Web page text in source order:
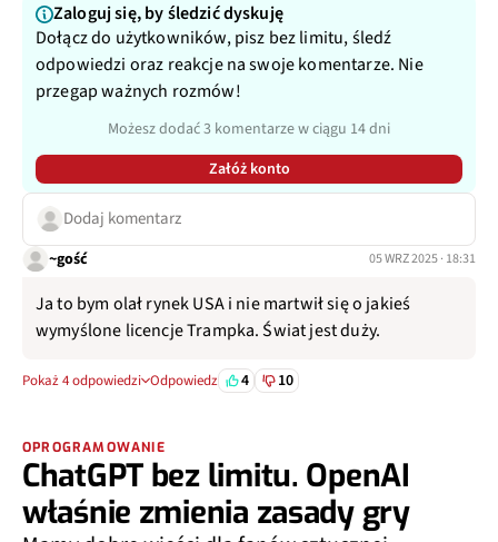
Zaloguj się, by śledzić dyskuję
Dołącz do użytkowników, pisz bez limitu, śledź
odpowiedzi oraz reakcje na swoje komentarze. Nie
przegap ważnych rozmów!
Możesz dodać 3 komentarze w ciągu 14 dni
Załóż konto
Dodaj komentarz
~gość 05 WRZ 2025 · 18:31
Ja to bym olał rynek USA i nie martwił się o jakieś
wymyślone licencje Trampka. Świat jest duży.
Pokaż 4 odpowiedzi Odpowiedz 4 10
OPROGRAMOWANIE
ChatGPT bez limitu. OpenAI
właśnie zmienia zasady gry